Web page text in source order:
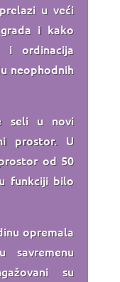
u veći
i kako
i ordinacija
neophodnih
seli u novi
prostor. U
od 50
funkciji bilo
opremala
su